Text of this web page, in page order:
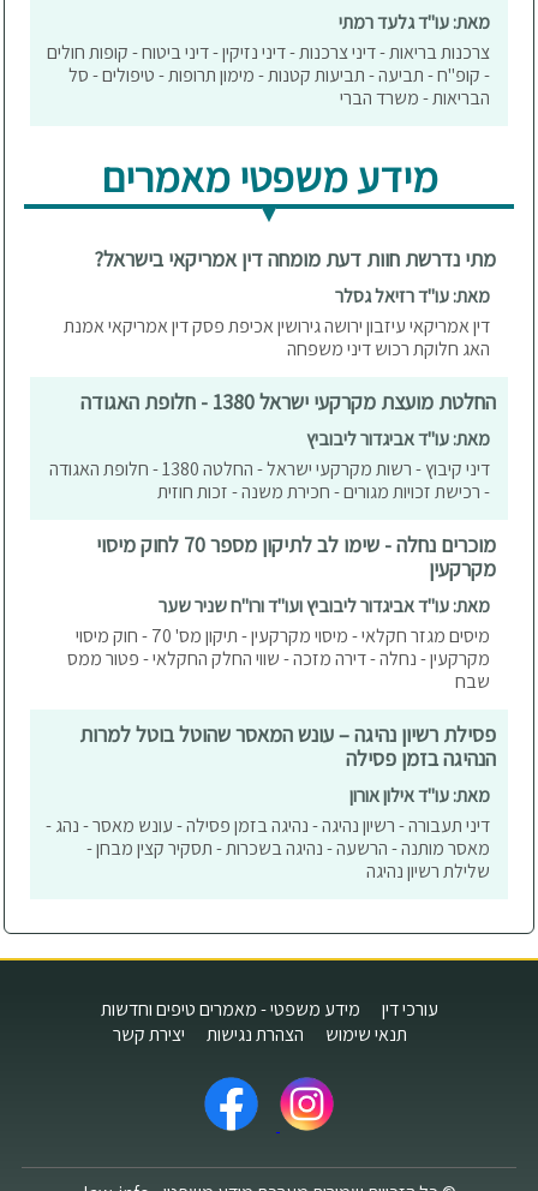
מאת: עו"ד גלעד רמתי
צרכנות בריאות - דיני צרכנות - דיני נזיקין - דיני ביטוח - קופות חולים
- קופ"ח - תביעה - תביעות קטנות - מימון תרופות - טיפולים - סל
הבריאות - משרד הברי
מידע משפטי מאמרים
מתי נדרשת חוות דעת מומחה דין אמריקאי בישראל?
מאת: עו"ד רזיאל גסלר
דין אמריקאי עיזבון ירושה גירושין אכיפת פסק דין אמריקאי אמנת
האג חלוקת רכוש דיני משפחה
החלטת מועצת מקרקעי ישראל 1380 - חלופת האגודה
מאת: עו"ד אביגדור ליבוביץ
דיני קיבוץ - רשות מקרקעי ישראל - החלטה 1380 - חלופת האגודה
- רכישת זכויות מגורים - חכירת משנה - זכות חוזית
מוכרים נחלה - שימו לב לתיקון מספר 70 לחוק מיסוי
מקרקעין
מאת: עו"ד אביגדור ליבוביץ ועו"ד ורו"ח שניר שער
מיסים מגזר חקלאי - מיסוי מקרקעין - תיקון מס' 70 - חוק מיסוי
מקרקעין - נחלה - דירה מזכה - שווי החלק החקלאי - פטור ממס
שבח
פסילת רשיון נהיגה – עונש המאסר שהוטל בוטל למרות
הנהיגה בזמן פסילה
מאת: עו"ד אילון אורון
דיני תעבורה - רשיון נהיגה - נהיגה בזמן פסילה - עונש מאסר - נהג -
מאסר מותנה - הרשעה - נהיגה בשכרות - תסקיר קצין מבחן -
שלילת רשיון נהיגה
עורכי דין
מידע משפטי - מאמרים טיפים וחדשות
תנאי שימוש
הצהרת נגישות יצירת קשר